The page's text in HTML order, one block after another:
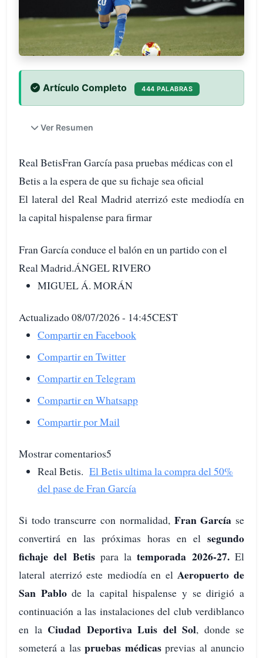
Artículo Completo 444 PALABRAS
Ver Resumen
Real BetisFran García pasa pruebas médicas con el
Betis a la espera de que su fichaje sea oficial
El lateral del Real Madrid aterrizó este mediodía en
la capital hispalense para firmar
Fran García conduce el balón en un partido con el
Real Madrid.ÁNGEL RIVERO
MIGUEL Á. MORÁN
Actualizado 08/07/2026 - 14:45CEST
Compartir en Facebook
Compartir en Twitter
Compartir en Telegram
Compartir en Whatsapp
Compartir por Mail
Mostrar comentarios5
Real Betis. El Betis ultima la compra del 50%
del pase de Fran García
Si todo transcurre con normalidad, Fran García se
convertirá en las próximas horas en el segundo
fichaje del Betispara latemporada 2026-27.El
lateral aterrizó este mediodía en elAeropuerto de
San Pablode la capital hispalense y se dirigió a
continuación a las instalaciones del club verdiblanco
en la Ciudad Deportiva Luis del Sol, donde se
someterá a laspruebas médicasprevias al anuncio